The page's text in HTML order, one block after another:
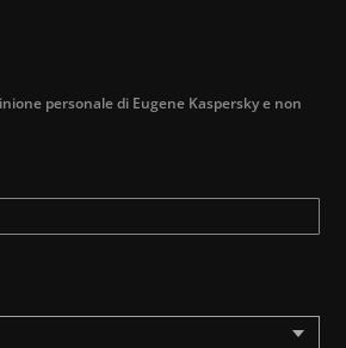
personale di Eugene Kaspersky e non